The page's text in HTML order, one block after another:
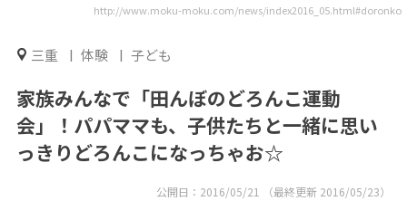
http://www.moku-moku.com/news/index2016_05.html#doronko
三重 体験 子ども
家族みんなで「田んぼのどろんこ運動
会」！パパママも、子供たちと一緒に思い
っきりどろんこになっちゃお☆
公開日： 2016/05/21 （最終更新 2016/05/23）